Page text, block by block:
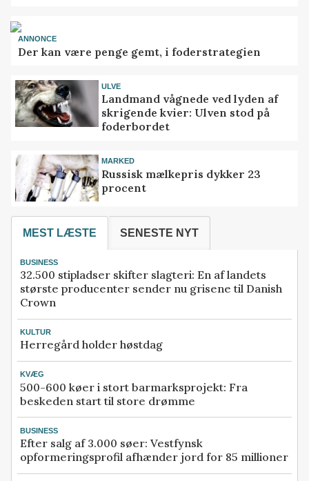
ANNONCE
Der kan være penge gemt, i foderstrategien
ULVE
Landmand vågnede ved lyden af
skrigende kvier: Ulven stod på
foderbordet
MARKED
Russisk mælkepris dykker 23
procent
MEST LÆSTE SENESTE NYT
BUSINESS
32.500 stipladser skifter slagteri: En af landets
største producenter sender nu grisene til Danish
Crown
KULTUR
Herregård holder høstdag
KVÆG
500-600 køer i stort barmarksprojekt: Fra
beskeden start til store drømme
BUSINESS
Efter salg af 3.000 søer: Vestfynsk
opformeringsprofil afhænder jord for 85 millioner